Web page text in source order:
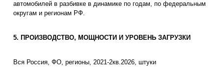
автомобилей в разбивке в динамике по годам, по федеральным
округам и регионам РФ.
5. ПРОИЗВОДСТВО, МОЩНОСТИ И УРОВЕНЬ ЗАГРУЗКИ
Вся Россия, ФО, регионы, 2021-2кв.2026, штуки